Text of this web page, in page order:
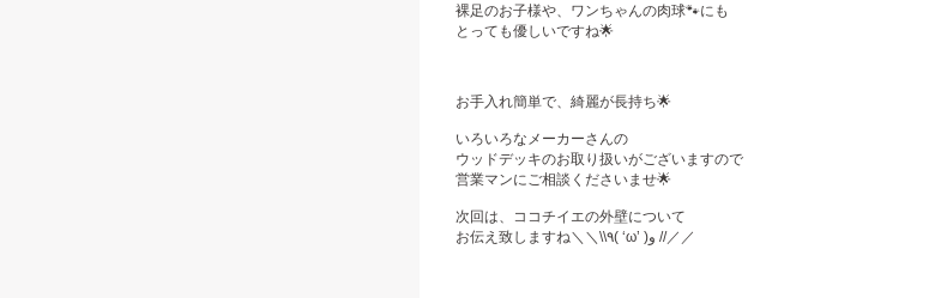
裸足のお子様や、ワンちゃんの肉球🐾にも
とっても優しいですね🌟
お手入れ簡単で、綺麗が長持ち🌟
いろいろなメーカーさんの
ウッドデッキのお取り扱いがございますので
営業マンにご相談くださいませ🌟
次回は、ココチイエの外壁について
お伝え致しますね＼＼\\٩( ‘ω’ )و //／／